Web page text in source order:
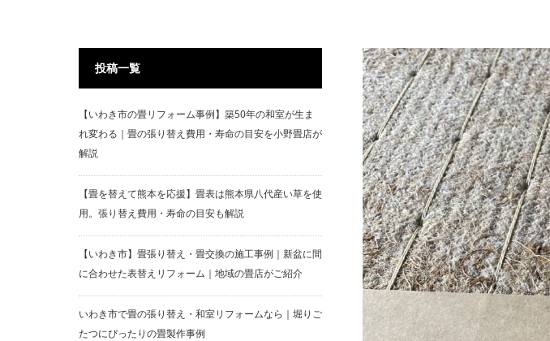
投稿一覧
【いわき市の畳リフォーム事例】築50年の和室が生ま
れ変わる｜畳の張り替え費用・寿命の目安を小野畳店が
解説
【畳を替えて熊本を応援】畳表は熊本県八代産い草を使
用。張り替え費用・寿命の目安も解説
【いわき市】畳張り替え・畳交換の施工事例｜新盆に間
に合わせた表替えリフォーム｜地域の畳店がご紹介
いわき市で畳の張り替え・和室リフォームなら｜堀りご
たつにぴったりの畳製作事例